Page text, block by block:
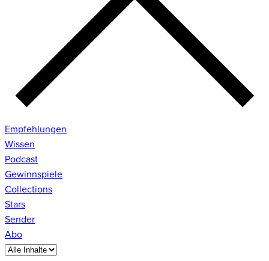
Empfehlungen
Wissen
Podcast
Gewinnspiele
Collections
Stars
Sender
Abo